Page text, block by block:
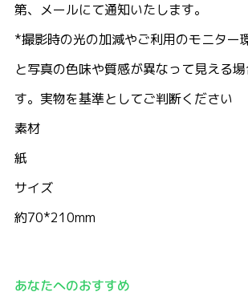
第、メールにて通知いたします。
*撮影時の光の加減やご利用のモニター
と写真の色味や質感が異なって見える
す。実物を基準としてご判断ください
素材
紙
サイズ
約70*210mm
あなたへのおすすめ